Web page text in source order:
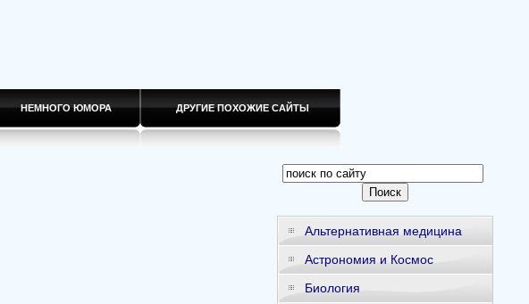
НЕМНОГО ЮМОРА ДРУГИЕ ПОХОЖИЕ САЙТЫ
Альтернативная медицина
Астрономия и Космос
Биология